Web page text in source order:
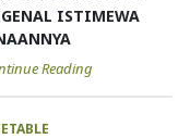
ISTIMEWA
Reading